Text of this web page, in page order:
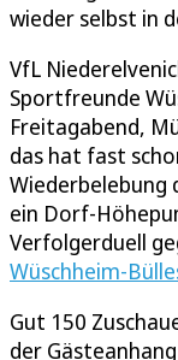
wieder selbst in
VfL
Sportfreunde
Freitagabend,
das hat fast
Wiederbelebung
ein Dorf-
Verfolgerduell
Wüschheim-
Gut 150
der